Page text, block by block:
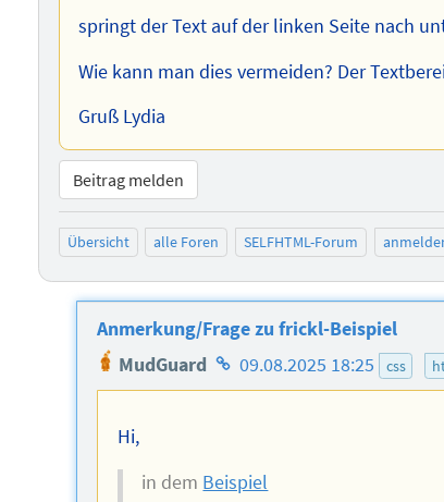
springt der Text auf der linken Seite nach
Wie kann man dies vermeiden? Der
Gruß Lydia
Beitrag melden
Übersicht alle Foren SELFHTML-Forum
Anmerkung/Frage zu frickl-Beispiel
MudGuard Homepage
des
09.08.2025 18:25 css
Hi,
in dem Beispiel